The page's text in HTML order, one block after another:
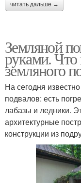
читать дальше →
Земляной
руками. Что
земляного
На сегодня
подвалов: есть
лабазы и ледники.
архитектурные
конструкции из